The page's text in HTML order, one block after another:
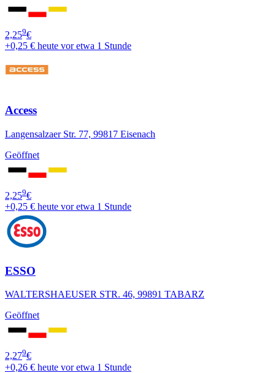
2,259€
+0,25 € heute vor etwa 1 Stunde
Access
Langensalzaer Str. 77, 99817 Eisenach
Geöffnet
2,259€
+0,25 € heute vor etwa 1 Stunde
ESSO
WALTERSHAEUSER STR. 46, 99891 TABARZ
Geöffnet
2,279€
+0,26 € heute vor etwa 1 Stunde